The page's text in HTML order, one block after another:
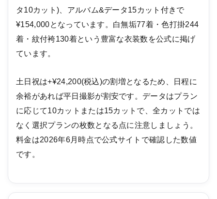
タ10カット)、アルバム&データ15カット付きで
¥154,000となっています。白無垢77着・色打掛244
着・紋付袴130着という豊富な衣装数を公式に掲げ
ています。
土日祝は+¥24,200(税込)の割増となるため、日程に
余裕があれば平日撮影が割安です。データはプラン
に応じて10カットまたは15カットで、全カットでは
なく選択プランの枚数となる点に注意しましょう。
料金は2026年6月時点で公式サイトで確認した数値
です。